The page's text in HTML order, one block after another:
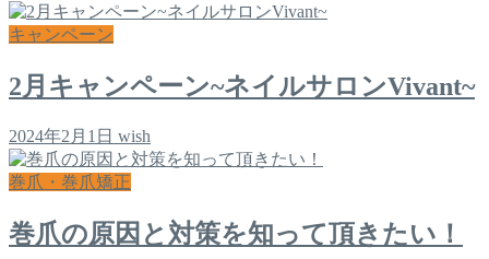
キャンペーン
2月キャンペーン~ネイルサロンVivant~
2024年2月1日 wish
巻爪・巻爪矯正
巻爪の原因と対策を知って頂きたい！